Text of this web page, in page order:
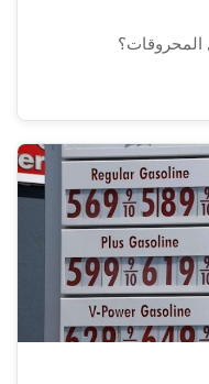
المحروقات؟